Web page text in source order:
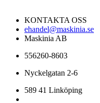
KONTAKTA OSS
ehandel@maskinia.se
Maskinia AB
556260-8603
Nyckelgatan 2-6
589 41 Linköping